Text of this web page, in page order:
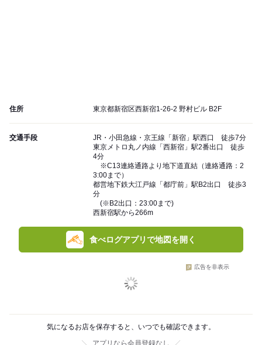
住所 東京都新宿区西新宿1-26-2 野村ビル B2F
交通手段
JR・小田急線・京王線「新宿」駅西口 徒歩7分
東京メトロ丸ノ内線「西新宿」駅2番出口 徒歩
4分
※C13連絡通路より地下道直結（連絡通路：2
3:00まで）
都営地下鉄大江戸線「都庁前」駅B2出口 徒歩3
分
(※B2出口：23:00まで)
西新宿駅から266m
食べログアプリで地図を開く
広告を非表示
気になるお店を保存すると、いつでも確認できます。